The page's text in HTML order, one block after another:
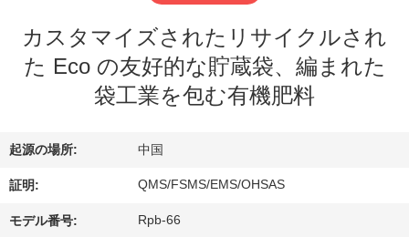
業
情
会
社
カスタマイズされたリサイクルされ
た Eco の友好的な貯蔵袋、編まれた
袋工業を包む有機肥料
起源の場所: 中国
証明: QMS/FSMS/EMS/OHSAS
モデル番号: Rpb-66